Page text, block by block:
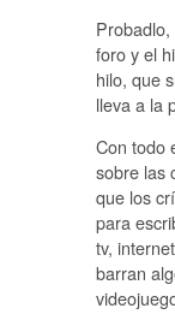
foro y el
hilo, que
lleva a la
Con todo
sobre las
que los
para
tv,
barran